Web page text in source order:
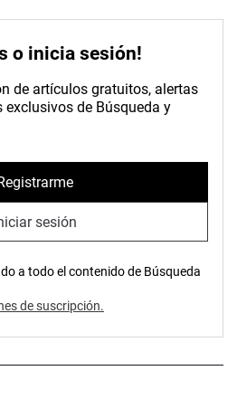
o inicia sesión!
de artículos gratuitos, alertas
de Búsqueda y
sesión
a todo el contenido de Búsqueda
de suscripción.